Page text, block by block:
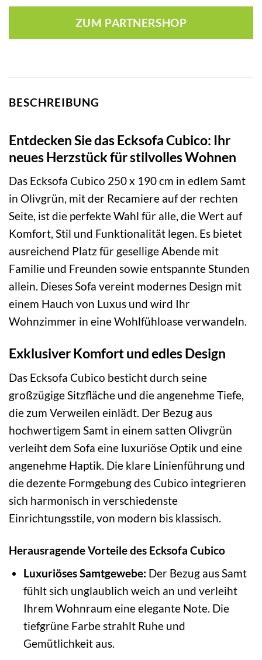
ZUM PARTNERSHOP
BESCHREIBUNG
Entdecken Sie das Ecksofa Cubico: Ihr
neues Herzstück für stilvolles Wohnen
Das Ecksofa Cubico 250 x 190 cm in edlem Samt
in Olivgrün, mit der Recamiere auf der rechten
Seite, ist die perfekte Wahl für alle, die Wert auf
Komfort, Stil und Funktionalität legen. Es bietet
ausreichend Platz für gesellige Abende mit
Familie und Freunden sowie entspannte Stunden
allein. Dieses Sofa vereint modernes Design mit
einem Hauch von Luxus und wird Ihr
Wohnzimmer in eine Wohlfühloase verwandeln.
Exklusiver Komfort und edles Design
Das Ecksofa Cubico besticht durch seine
großzügige Sitzfläche und die angenehme Tiefe,
die zum Verweilen einlädt. Der Bezug aus
hochwertigem Samt in einem satten Olivgrün
verleiht dem Sofa eine luxuriöse Optik und eine
angenehme Haptik. Die klare Linienführung und
die dezente Formgebung des Cubico integrieren
sich harmonisch in verschiedenste
Einrichtungsstile, von modern bis klassisch.
Herausragende Vorteile des Ecksofa Cubico
Luxuriöses Samtgewebe: Der Bezug aus Samt
fühlt sich unglaublich weich an und verleiht
Ihrem Wohnraum eine elegante Note. Die
tiefgrüne Farbe strahlt Ruhe und
Gemütlichkeit aus.